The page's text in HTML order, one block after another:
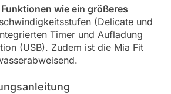
Funktionen wie ein größeres
(Delicate und
Timer und Aufladung
(USB). Zudem ist die Mia Fit